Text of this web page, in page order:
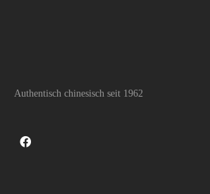
Authentisch chinesisch seit 1962